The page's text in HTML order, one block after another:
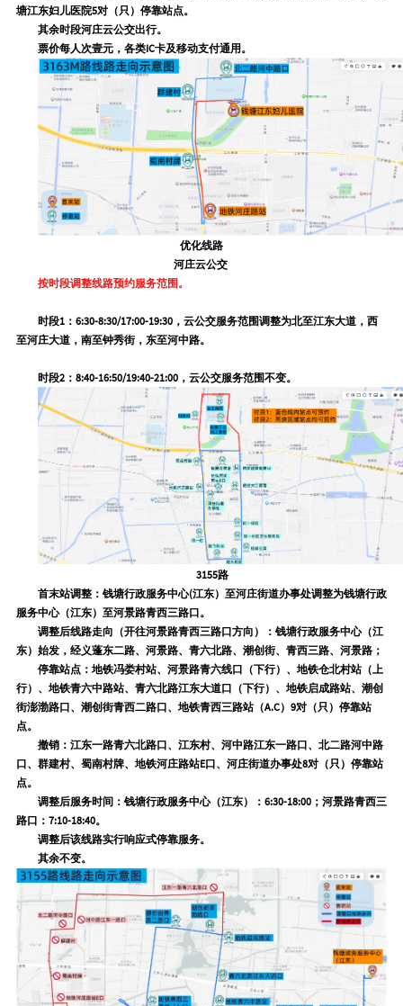
塘江东妇儿医院5对（只）停靠站点。
其余时段河庄云公交出行。
票价每人次壹元，各类IC卡及移动支付通用。
优化线路
河庄云公交
按时段调整线路预约服务范围。
时段1： 6:30-8:30/17:00-19:30，云公交服务范围调整为北至江东大道，西
至河庄大道，南至钟秀街，东至河中路。
时段2： 8:40-16:50/19:40-21:00，云公交服务范围不变。
3155路
首末站调整： 钱塘行政服务中心(江东）至河庄街道办事处调整为钱塘行政
服务中心（江东）至河景路青西三路口。
调整后线路走向（开往河景路青西三路口方向）： 钱塘行政服务中心（江
东）始发，经义蓬东二路、河景路、青六北路、潮创街、青西三路、河景路；
停靠站点： 地铁冯娄村站、河景路青六线口（下行）、地铁仓北村站（上
行）、地铁青六中路站、青六北路江东大道口（下行）、地铁启成路站、潮创
街澎渤路口、潮创街青西二路口、地铁青西三路站（A.C）9对（只）停靠站
点。
撤销： 江东一路青六北路口、江东村、河中路江东一路口、北二路河中路
口、群建村、蜀南村牌、地铁河庄路站E口、河庄街道办事处8对（只）停靠站
点。
调整后服务时间： 钱塘行政服务中心（江东）：6:30-18:00；河景路青西三
路口：7:10-18:40。
调整后该线路实行响应式停靠服务。
其余不变。